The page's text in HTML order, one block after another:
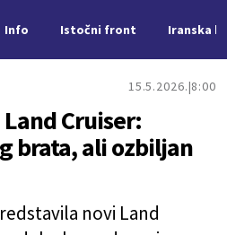
Info Istočni front Iranska
15.5.2026. 8:00
Cruiser:
brata, ali ozbiljan
novi Land